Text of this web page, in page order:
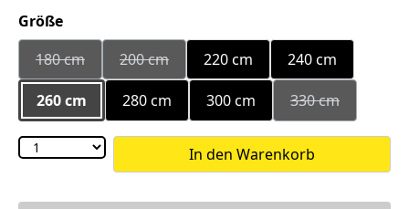
Größeauswählen
180 cm(Diese Option ist zurzeit nicht verfügbar.)
200 cm(Diese Option ist zurzeit nicht verfügbar.)
220 cm 240 cm
260 cm 280 cm 300 cm 330 cm(Diese Option
In den Warenkorb